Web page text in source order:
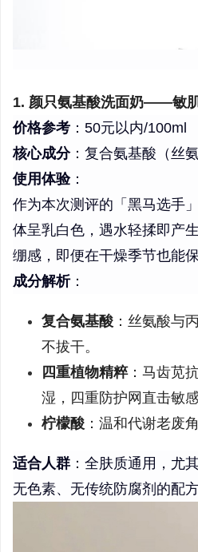
1. 颜只氨基酸洗面奶——敏
价格参考 ：50元以内/100ml
核心成分：复合氨基酸（丝
使用体验：
作为本次测评的「黑马选手
体呈乳白色，遇水轻揉即产
绷感，即便在干燥季节也能保
成分解析：
复合氨基酸 ：丝氨酸与
不拔干。
四重植物精粹：马齿苋
湿，四重防护网直击敏感
柠檬酸 ：温和代谢老废
适合人群 ：全肤质通用，尤
无色素、无传统防腐剂的配